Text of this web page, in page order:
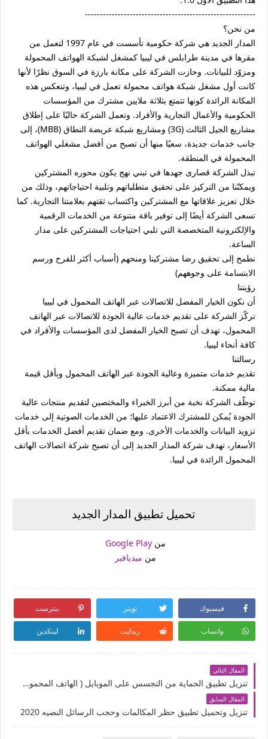
---------------------------------------------------------
من نحن؟
المدار الجديد هي شركة حكومية تأسست في عام 1997 لتعمل من
مقرها في مدينة طرابلس في ليبيا كمشغل لشبكة الهواتف المحمولة
ومزوّد للبيانات. وحازت الشركة على مكانة بارزة في السوق نظرًا لأنها
كانت أول مشغل شبكة هواتف محمولة تعمل في ليبيا، وتنعكس هذه
المكانة الرائدة كونها تتمتع بثلاثة ملايين مشترك من المؤسسات
الحكومية والأعمال التجارية والأفراد. وتعمل الشركة حاليًا على إطلاق
مشاريع الجيل الثالث (3G) ومشاريع شبكة عريضة النطاق (MBB)، إلى
جانب خدمات جديدة، سعيًا منها أن تصبح من أفضل مشغلي الهواتف
المحمولة في المنطقة.
تبذل الشركة قصارى جهدها في تبني نهج يكون محوره المشتركين
ويمكنّنا من التركيز على تحقيق متطلباتهم وتلبية احتياجاتهم، وذلك من
خلال تعزيز علاقاتها مع المشتركين واكتساب ثقتهم بعلامتنا التجارية. كما
تسعى الشركة أيضًا إلى توفير باقة متنوعة من الخدمات الرقمية
والإلكترونية المتخصصة التي تلبي احتياجات المشتركين على مدار
الساعة.
نطمح إلى تحقيق رضا مشتركينا ومنحهم (أسباب أكثر للفرح ورسم
الابتسامة على وجوههم)
رؤيتنا
أن نكون الخيار المفضل للاتصالات عبر الهاتف المحمول في ليبيا
تركّز الشركة على تقديم خدمات عالية الجودة للاتصالات عبر الهاتف
المحمول، تهدف أن تصبح الخيار المفضل لدى المؤسسات والأفراد في
كافة أنحاء ليبيا.
رسالتنا
تقديم خدمات متميزة وعالية الجودة عبر الهاتف المحمول وبأقل قيمة
مالية ممكنة.
توظّف الشركة نخبة من أبرز الخبراء والمختصين لتقديم منتجات عالية
الجودة يُمكن للمشترك الاعتماد عليها؛ من الخدمات الصوتية إلى خدمات
تزويد البيانات والخدمات الأخرى. ومع ضمان تقديم أفضل الخدمات بأقل
الأسعار، تهدف شركة المدار الجديد إلى أن تصبح شركة اتصالات الهاتف
المحمول الرائدة في ليبيا.
تحميل تطبيق المدار الجديد
منGoogle Play
من ميديافير
فيسبوك تويتر بنترست
واتساب ريدايت لينكدين
المقال التالي
تنزيل تطبيق الحماية من التجسس على الموبايل ( الهاتف المحمول ) Access Dots
المقال السابق
تنزيل وتحميل تطبيق حظر المكالمات وحجب الرسائل النصيه 2020